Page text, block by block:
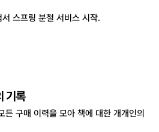
스프링 분철 서비스 시작.
기록
든 구매 이력을 모아 책에 대한 개개인의